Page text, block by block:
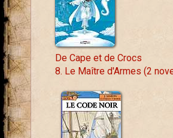
De Cape et de Crocs
8. Le Maître d'Armes (2